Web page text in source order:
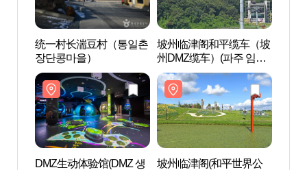
统一村长湍豆村（통일촌
장단콩마을）
坡州临津阁和平缆车（坡
州DMZ缆车）(파주 임진
각평화곤돌라(파주 DMZ
곤돌라))
DMZ生动体验馆(DMZ 생
坡州临津阁(和平世界公